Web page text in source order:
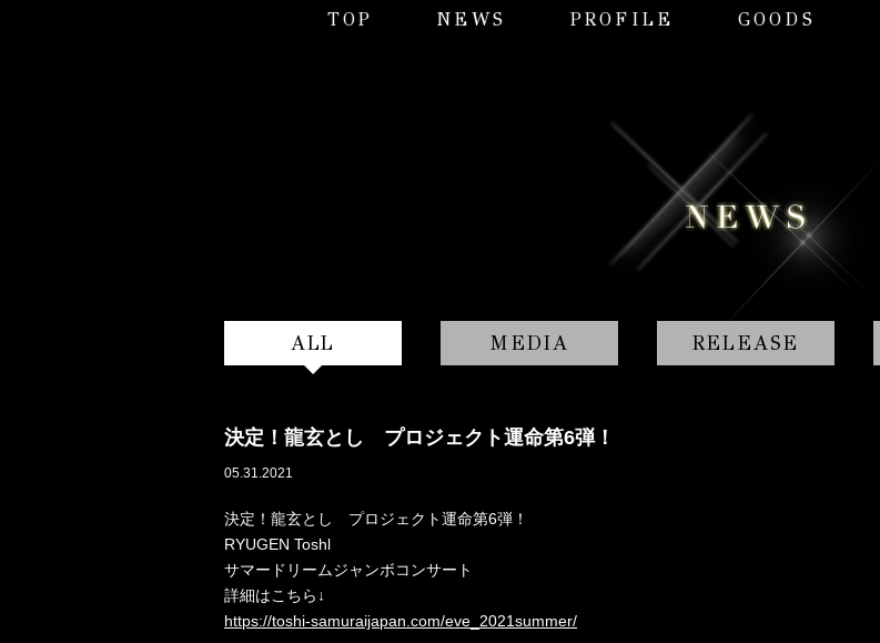
TOP NEWS PROFILE GOODS
ALL MEDIA RELEASE
決定！龍玄とし プロジェクト運命第6弾！
05.31.2021
決定！龍玄とし プロジェクト運命第6弾！
RYUGEN Toshl
サマードリームジャンボコンサート
詳細はこちら↓
https://toshi-samuraijapan.com/eve_2021summer/